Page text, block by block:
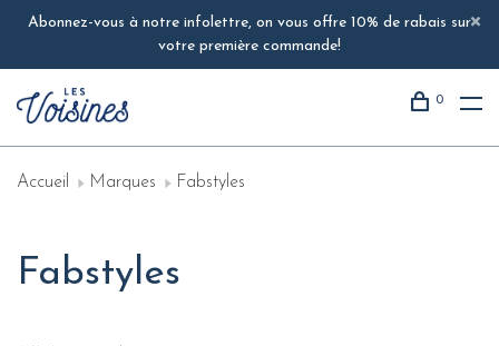
Abonnez-vous à notre infolettre, on vous offre 10% de rabais sur
votre première commande!
0
Accueil Marques Fabstyles
Fabstyles